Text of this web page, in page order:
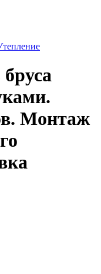
Монтаж